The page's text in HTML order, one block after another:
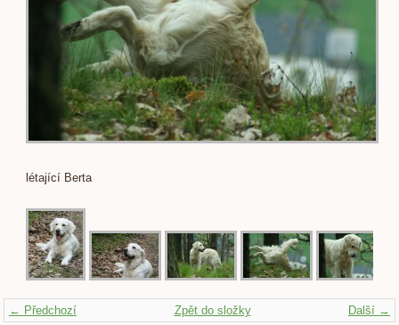
létající Berta
← Předchozí Další →
Zpět do složky